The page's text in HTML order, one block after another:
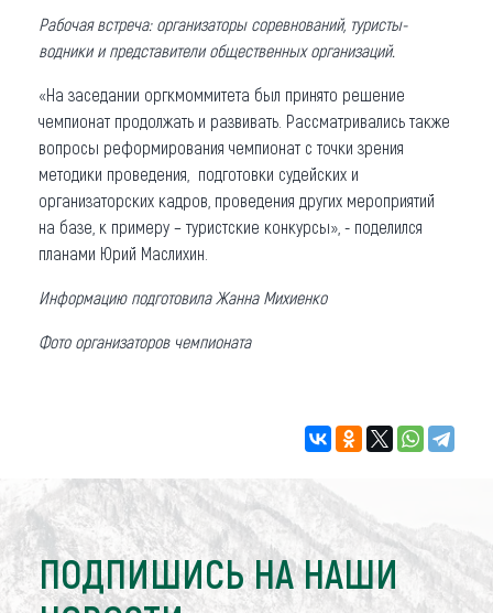
Рабочая встреча: организаторы соревнований, туристы-
водники и представители общественных организаций.
«На заседании оргкмоммитета был принято решение
чемпионат продолжать и развивать. Рассматривались также
вопросы реформирования чемпионат с точки зрения
методики проведения, подготовки судейских и
организаторских кадров, проведения других мероприятий
на базе, к примеру – туристские конкурсы», - поделился
планами Юрий Маслихин.
Информацию подготовила Жанна Михиенко
Фото организаторов чемпионата
ПОДПИШИСЬ НА НАШИ